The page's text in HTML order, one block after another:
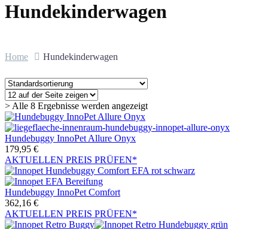
Hundekinderwagen
Home Hundekinderwagen
> Alle 8 Ergebnisse werden angezeigt
Hundebuggy InnoPet Allure Onyx
179,95 €
AKTUELLEN PREIS PRÜFEN*
Hundebuggy InnoPet Comfort
362,16 €
AKTUELLEN PREIS PRÜFEN*